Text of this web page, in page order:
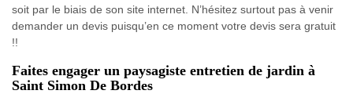
soit par le biais de son site internet. N’hésitez surtout pas à venir
demander un devis puisqu’en ce moment votre devis sera gratuit
!!
Faites engager un paysagiste entretien de jardin à
Saint Simon De Bordes